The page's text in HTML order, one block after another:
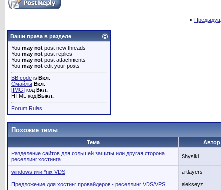
«
Ваши права в разделе
You may not post new threads
You may not post replies
You may not post attachments
You may not edit your posts
BB code is Вкл.
Смайлы Вкл.
[IMG] код Вкл.
HTML код Выкл.
Forum Rules
Похожие темы
Тема
Автор
Разделение сайтов для большей защиты или другая сторона
реселлинг хостинга
Shysiki
windows или *nix VDS artlayers
Предложение для хостинг провайдеров - реселлинг VDS/VPS! alekseyz